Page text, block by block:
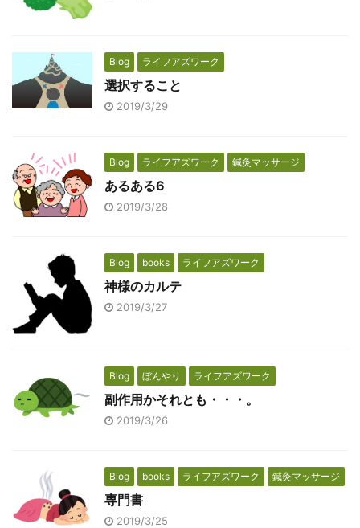
Blog ライフアズワーク
選択すること
2019/3/29
Blog ライフアズワーク 鍼灸マッサージ
あるある6
2019/3/28
Blog books ライフアズワーク
神様のカルテ
2019/3/27
Blog ぼんやり ライフアズワーク
副作用かそれとも・・・。
2019/3/26
Blog books ライフアズワーク 鍼灸マッサージ
専門書
2019/3/25